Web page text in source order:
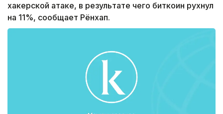
хакерской атаке, в результате чего биткоин рухнул
на 11%, сообщает Рёнхап.